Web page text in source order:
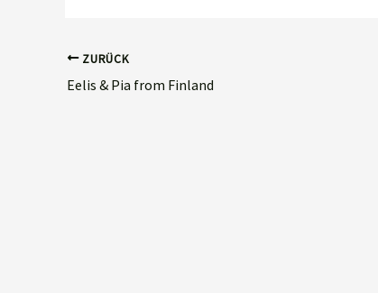
ZURÜCK
Eelis & Pia from Finland